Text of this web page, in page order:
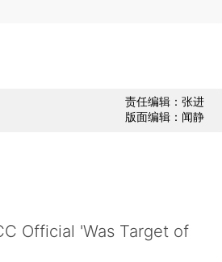
责任编辑：张进
版面编辑：闻静
Official 'Was Target of